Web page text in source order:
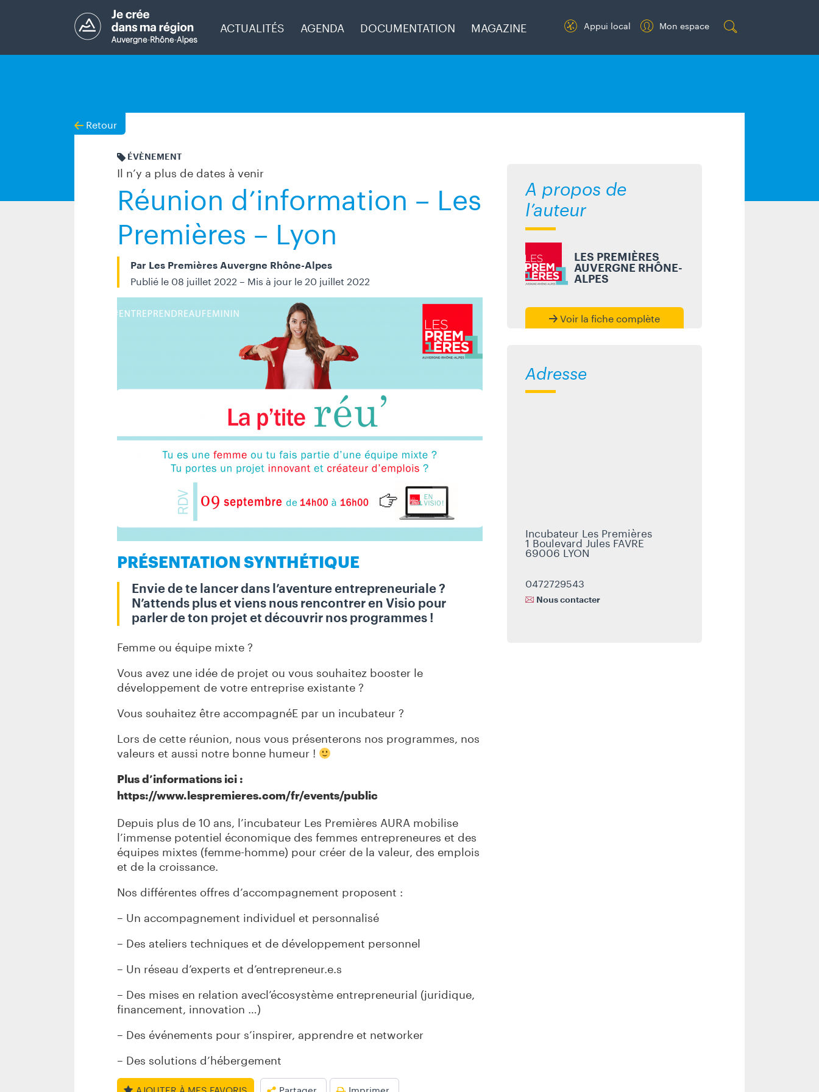
ACTUALITÉS AGENDA DOCUMENTATION MAGAZINE Appui local
Mon espace
ch
Retour
ÉVÈNEMENT
Il n’y a plus de dates à venir
Réunion d’information – Les
Premières – Lyon
Par Les Premières Auvergne Rhône-Alpes
Publié le 08 juillet 2022 – Mis à jour le 20 juillet 2022
R
N
N
F
O
0
9
.
0
9
.
2
0
2
2
.
J
P
G
PRÉSENTATION SYNTHÉTIQUE
Envie de te lancer dans l’aventure entrepreneuriale ?
N’attends plus et viens nous rencontrer en Visio pour
parler de ton projet et découvrir nos programmes !
Femme ou équipe mixte ?
Vous avez une idée de projet ou vous souhaitez booster le
développement de votre entreprise existante ?
Vous souhaitez être accompagnéE par un incubateur ?
Lors de cette réunion, nous vous présenterons nos programmes, nos
valeurs et aussi notre bonne humeur !
Plus d’informations ici :
https://www.lespremieres.com/fr/events/public
Depuis plus de 10 ans, l’incubateur Les Premières AURA mobilise
l’immense potentiel économique des femmes entrepreneures et des
équipes mixtes (femme-homme) pour créer de la valeur, des emplois
et de la croissance.
Nos différentes offres d’accompagnement proposent :
– Un accompagnement individuel et personnalisé
– Des ateliers techniques et de développement personnel
– Un réseau d’experts et d’entrepreneur.e.s
– Des mises en relation avecl’écosystème entrepreneurial (juridique,
financement, innovation …)
– Des événements pour s’inspirer, apprendre et networker
– Des solutions d’hébergement
AJOUTER À MES FAVORIS Partager Imprimer
A propos de
l’auteur
LES PREMIÈRES
AUVERGNE RHÔNE-
ALPES
Voir la fiche complète
Adresse
Incubateur Les Premières
1 Boulevard Jules FAVRE
69006 LYON
0472729543
Nous contacter